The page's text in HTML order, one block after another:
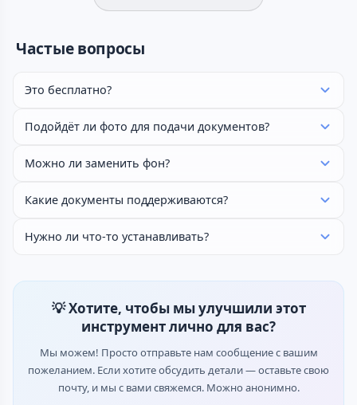
Частые вопросы
Это бесплатно?
Подойдёт ли фото для подачи документов?
Можно ли заменить фон?
Какие документы поддерживаются?
Нужно ли что-то устанавливать?
💡 Хотите, чтобы мы улучшили этот
инструмент лично для вас?
Мы можем! Просто отправьте нам сообщение с вашим
пожеланием. Если хотите обсудить детали — оставьте свою
почту, и мы с вами свяжемся. Можно анонимно.